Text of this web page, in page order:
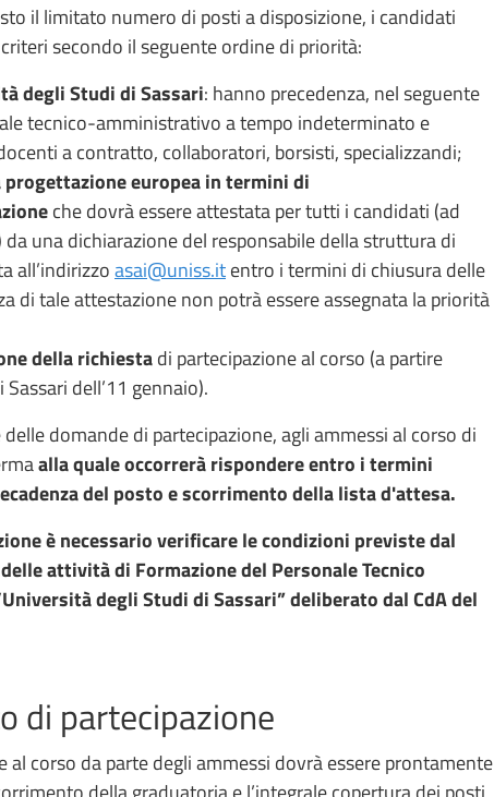
il limitato numero di posti a disposizione, i candidati
secondo il seguente ordine di priorità:
degli Studi di Sassari: hanno precedenza, nel seguente
tecnico-amministrativo a tempo indeterminato e
a contratto, collaboratori, borsisti, specializzandi;
europea in termini di
che dovrà essere attestata per tutti i candidati (ad
una dichiarazione del responsabile della struttura di
all’indirizzoasai@uniss.itentro i termini di chiusura delle
di tale attestazione non potrà essere assegnata la priorità
della richiestadi partecipazione al corso (a partire
dell’11 gennaio).
domande di partecipazione, agli ammessi al corso di
alla quale occorrerà rispondere entro i termini
del posto e scorrimento della lista d'attesa.
è necessario verificare le condizioni previste dal
attività di Formazione del Personale Tecnico
degli Studi di Sassari” deliberato dal CdA del
di partecipazione
al corso da parte degli ammessi dovrà essere prontamente